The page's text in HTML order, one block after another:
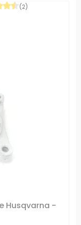
Husqvarna -
(2)